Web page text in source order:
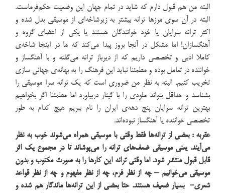
البته من هم قبول دارم که شاید در تمام جهان این وضعیت حکم‌فرماست.
البته در آن سوی مرزها ترانه بیشتر به زیرشاخه‌ای از موسیقی بدل شده و
اکثر ترانه سرایان یا خود خوانندگان هستند یا یکی از اعضای گروه و
آهنگسازان! اما مشکل در آنجا بروز پیدا می‌کند که ما در اینجا شاخه‌ی
کاملا ادبی و تخصصی داریم که از دیرباز ترانه می‌گفته و با آهنگساز و
خواننده در تعامل بوده و مطمئنا نباید این فرهنگ را به بهانه‌ی جهانی سازی
تخریب کنیم. البته به نظر من ضروری است که یک ترانه سرا موسیقی را
بشناسد و حداقل بتواند ملودی را با گیتار دربیاورد اما مطمئنا اگر بخواهیم
بهترین ترانه سرایان پنج دهه‌ی ایران را نام ببریم هیچ کدام به طور
تخصصی خواننده یا آهنگساز نبوده‌اند.
عقربه : بعضی از ترانه‌ها فقط وقتی با موسیقی همراه می‌شوند خوب به نظر
می‌آیند. یعنی موسیقی ضعف‌های ترانه را می‌پوشاند تا در مجموع یک اثر
قابل قبول منتشر ‌شود. اما وقتی ترانه این کارها را به صورت مکتوب و بدون
موسیقی می‌خوانیم – چه از نظر فرم، چه از نظر مفهوم و چه از نظر قواعد
شعری- بسیار ضعیف هستند. حتا بعضی از این ترانه‌ها ماندگار هم شده و